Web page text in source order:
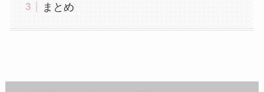
まとめ